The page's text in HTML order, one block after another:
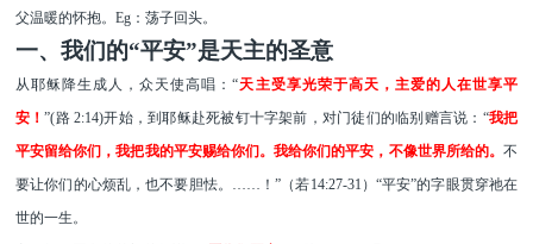
父温暖的怀抱。 Eg ：荡子回头。
一、我们的“平安”是天主的圣意
从耶稣降生成人，众天使高唱：“天主受享光荣于高天，主爱的人在世享平
安！”(路 2:14)开始，到耶稣赴死被钉十字架前，对门徒们的临别赠言说： “我把
平安留给你们，我把我的平安赐给你们。我给你们的平安，不像世界所给的。 不
要让你们的心烦乱，也不要胆怯。 …… ！”（若14:27-31 ） “平安”的字眼贯穿祂在
世的一生。